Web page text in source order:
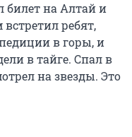
билет на Алтай и
ребят,
в горы, и
в тайге. Спал в
на звезды. Это